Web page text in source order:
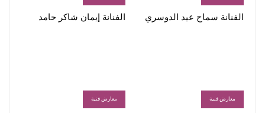
الفنانة سماح عيد الدوسري الفنانة إيمان شاكر حامد
معارض فنية معارض فنية